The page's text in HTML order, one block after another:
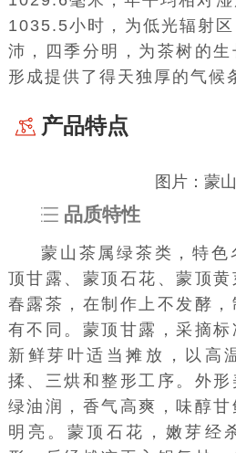
1035.5小时，为低光辐射
沛，四季分明，为茶树的
形成提供了得天独厚的气候
产品特点
图片：蒙